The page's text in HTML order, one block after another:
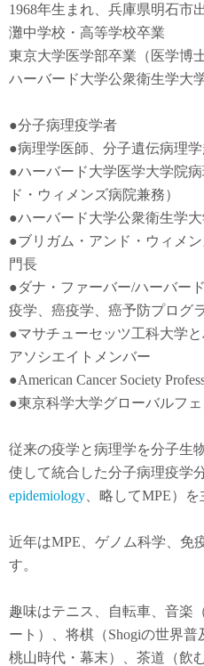
1968年生まれ、兵庫県明石市
灘中学校・高等学校卒業
東京大学医学部卒業（医学博士
ハーバード大学公衆衛生学大
●分子病理疫学者
●病理学医師、分子遺伝病理
●ハーバード大学医学大学院
ド・ウィメンズ病院兼務）
●ハーバード大学公衆衛生学
●ブリガム・アンド・ウィメ
門長
●ダナ・ファーバー/ハーバー
疫学
癌疫学 、癌予防プログ
●マサチューセッツ工科大学
アソシエイトメンバー
●American Cancer Society
●東京科学大学グローバルフ
従来の疫学と病理学を分子生
使して統合した分子病理疫学
epidemiology 、略してMPE）を
近年はMPE 、ゲノム科学、免
す。
趣味はテニス、自転車、音楽
ート）、将棋（Shogiの世界
桃山時代・幕末）、茶道（飲